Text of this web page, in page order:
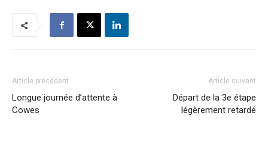
Article précédent
Longue journée d’attente à
Cowes
Article suivant
Départ de la 3e étape
légèrement retardé